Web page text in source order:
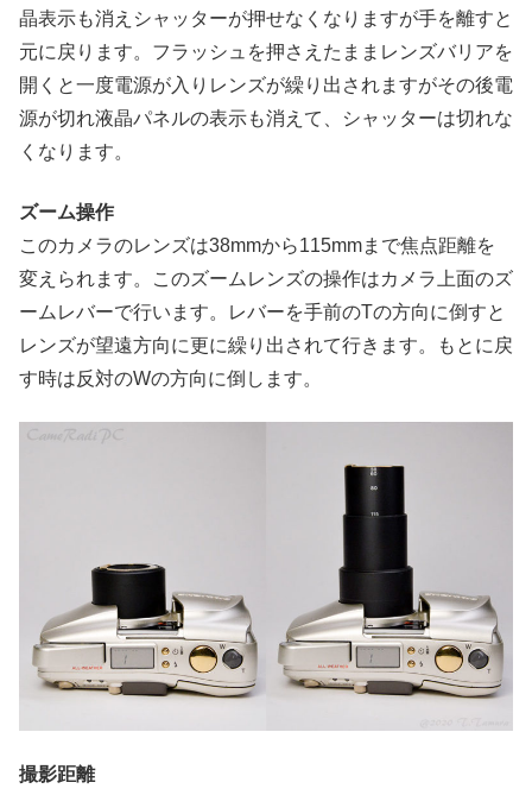
晶表示も消えシャッターが押せなくなりますが手を離すと
元に戻ります。フラッシュを押さえたままレンズバリアを
開くと一度電源が入りレンズが繰り出されますがその後電
源が切れ液晶パネルの表示も消えて、シャッターは切れな
くなります。
ズーム操作
このカメラのレンズは38mmから115mmまで焦点距離を
変えられます。このズームレンズの操作はカメラ上面のズ
ームレバーで行います。レバーを手前のTの方向に倒すと
レンズが望遠方向に更に繰り出されて行きます。もとに戻
す時は反対のWの方向に倒します。
撮影距離